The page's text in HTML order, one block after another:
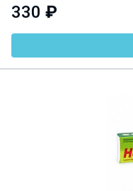
330 ₽